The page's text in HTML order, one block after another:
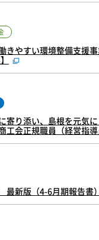
きやすい環境整備支援
寄り添い、島根を元気
会正規職員（経営指導
新版（4-6月期報告書